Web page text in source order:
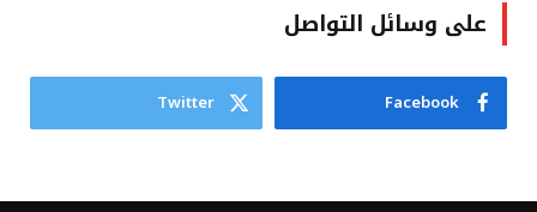
على وسائل التواصل
Facebook
Twitter